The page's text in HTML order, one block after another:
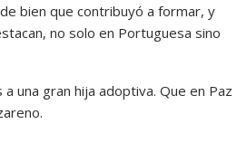
bien que contribuyó a formar, y
no solo en Portuguesa sino
una gran hija adoptiva. Que en Paz